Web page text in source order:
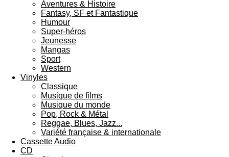
Aventures & Histoire
Fantasy, SF et Fantastique
Humour
Super-héros
Jeunesse
Mangas
Sport
Western
Vinyles
Classique
Musique de films
Musique du monde
Pop, Rock & Métal
Reggae, Blues, Jazz...
Variété française & internationale
Cassette Audio
CD